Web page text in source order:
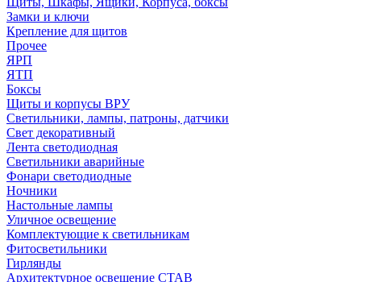
Замки и ключи
Крепление для щитов
Прочее
ЯРП
ЯТП
Боксы
Щиты и корпусы ВРУ
Светильники, лампы, патроны, датчики
Свет декоративный
Лента светодиодная
Светильники аварийные
Фонари светодиодные
Ночники
Настольные лампы
Уличное освещение
Комплектующие к светильникам
Фитосветильники
Гирлянды
Архитектурное освещение СТАВ